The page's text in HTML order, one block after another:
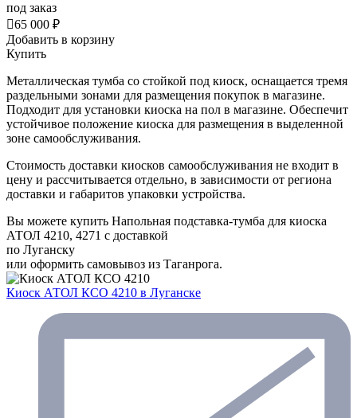
под заказ
65 000 ₽
Добавить в корзину
Купить
Металлическая тумба со стойкой под киоск, оснащается тремя
раздельными зонами для размещения покупок в магазине.
Подходит для установки киоска на пол в магазине. Обеспечит
устойчивое положение киоска для размещения в выделенной
зоне самообслуживания.
Стоимость доставки киосков самообслуживания не входит в
цену и рассчитывается отдельно, в зависимости от региона
доставки и габаритов упаковки устройства.
Вы можете купить Напольная подставка-тумба для киоска
АТОЛ 4210, 4271 с доставкой
по Луганску
или оформить самовывоз из Таганрога.
Киоск АТОЛ КСО 4210 в Луганске